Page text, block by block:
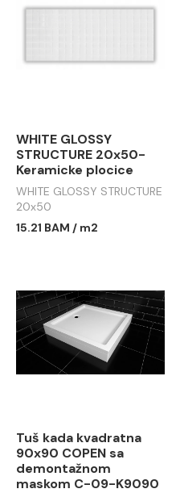
WHITE GLOSSY
STRUCTURE 20x50-
Keramicke plocice
WHITE GLOSSY STRUCTURE
20x50
15.21 BAM / m2
Tuš kada kvadratna
90x90 COPEN sa
demontažnom
maskom C-09-K9090